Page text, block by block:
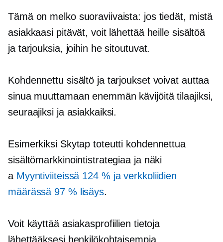
Tämä on melko suoraviivaista: jos tiedät, mistä
asiakkaasi pitävät, voit lähettää heille sisältöä
ja tarjouksia, joihin he sitoutuvat.
Kohdennettu sisältö ja tarjoukset voivat auttaa
sinua muuttamaan enemmän kävijöitä tilaajiksi,
seuraajiksi ja asiakkaiksi.
Esimerkiksi Skytap toteutti kohdennettua
sisältömarkkinointistrategiaa ja näki
a Myyntiviiteissä 124 % ja verkkoliidien
määrässä 97 % lisäys.
Voit käyttää asiakasprofiilien tietoja
lähettääksesi henkilökohtaisempia